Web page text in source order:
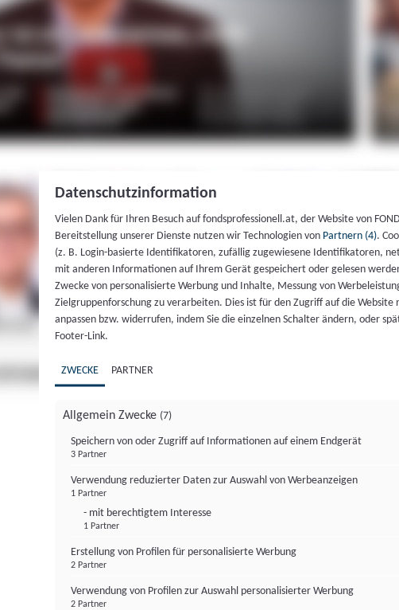
Datenschutzinformation
Vielen Dank für Ihren Besuch auf fondsprofessionell.at, der Website von
Bereitstellung unserer Dienste nutzen wir Technologien von Partnern (4).
(z. B. Login-basierte Identifikatoren, zufällig zugewiesene Identifikatoren,
mit anderen Informationen auf Ihrem Gerät gespeichert oder gelesen
Zwecke von personalisierte Werbung und Inhalte, Messung von
Zielgruppenforschung zu verarbeiten. Dies ist für den Zugriff auf die
anpassen bzw. widerrufen, indem Sie die einzelnen Schalter ändern, oder
Footer-Link.
ZWECKE PARTNER
Allgemein Zwecke (7)
Speichern von oder Zugriff auf Informationen auf einem Endgerät
3 Partner
Verwendung reduzierter Daten zur Auswahl von Werbeanzeigen
1 Partner
- mit berechtigtem Interesse
1 Partner
Erstellung von Profilen für personalisierte Werbung
2 Partner
Verwendung von Profilen zur Auswahl personalisierter Werbung
2 Partner